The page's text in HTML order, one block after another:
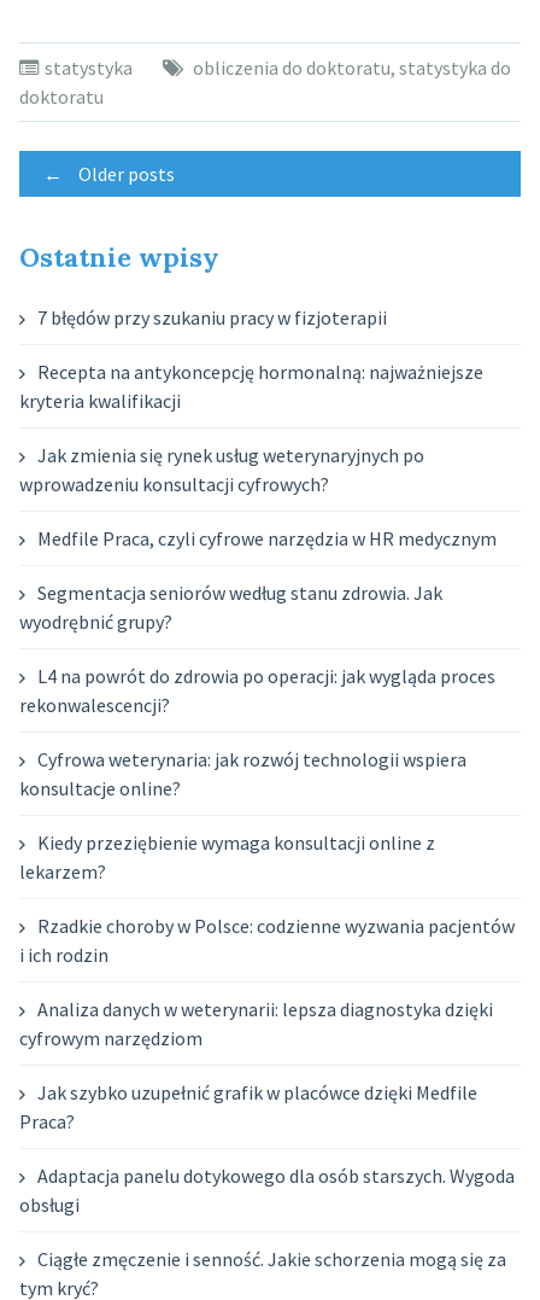
statystyka obliczenia do doktoratu, statystyka do
doktoratu
Posts
navigation
← Older posts
Ostatnie wpisy
7 błędów przy szukaniu pracy w fizjoterapii
Recepta na antykoncepcję hormonalną: najważniejsze
kryteria kwalifikacji
Jak zmienia się rynek usług weterynaryjnych po
wprowadzeniu konsultacji cyfrowych?
Medfile Praca, czyli cyfrowe narzędzia w HR medycznym
Segmentacja seniorów według stanu zdrowia. Jak
wyodrębnić grupy?
L4 na powrót do zdrowia po operacji: jak wygląda proces
rekonwalescencji?
Cyfrowa weterynaria: jak rozwój technologii wspiera
konsultacje online?
Kiedy przeziębienie wymaga konsultacji online z
lekarzem?
Rzadkie choroby w Polsce: codzienne wyzwania pacjentów
i ich rodzin
Analiza danych w weterynarii: lepsza diagnostyka dzięki
cyfrowym narzędziom
Jak szybko uzupełnić grafik w placówce dzięki Medfile
Praca?
Adaptacja panelu dotykowego dla osób starszych. Wygoda
obsługi
Ciągłe zmęczenie i senność. Jakie schorzenia mogą się za
tym kryć?